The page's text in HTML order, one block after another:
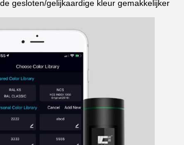
gesloten/gelijkaardige kleur gemakkelijker